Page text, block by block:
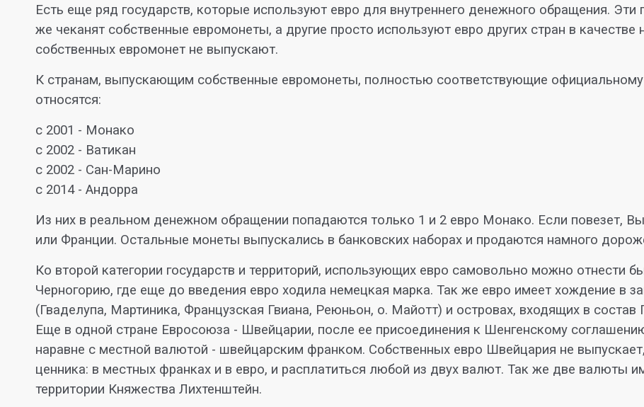
Есть еще ряд государств, которые используют евро для внутреннего денежного обращения. Эти
же чеканят собственные евромонеты, а другие просто используют евро других стран в качестве
собственных евромонет не выпускают.
К странам, выпускающим собственные евромонеты, полностью соответствующие
относятся:
с 2001 - Монако
с 2002 - Ватикан
с 2002 - Сан-Марино
с 2014 - Андорра
Из них в реальном денежном обращении попадаются только 1 и 2 евро Монако. Если повезет,
или Франции. Остальные монеты выпускались в банковских наборах и продаются намного
Ко второй категории государств и территорий, использующих евро самовольно можно отнести
Черногорию, где еще до введения евро ходила немецкая марка. Так же евро имеет хождение в
(Гваделупа, Мартиника, Французская Гвиана, Реюньон, о. Майотт) и островах, входящих в
Еще в одной стране Евросоюза - Швейцарии, после ее присоединения к Шенгенскому
наравне с местной валютой - швейцарским франком. Собственных евро Швейцария не
ценника: в местных франках и в евро, и расплатиться любой из двух валют. Так же две валюты
территории Княжества Лихтенштейн.